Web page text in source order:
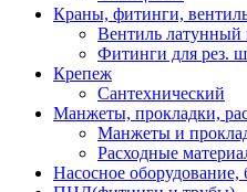
Краны, фитинги,
Вентиль
Фитинги для рез.
Крепеж
Сантехнический
Манжеты, прокладки,
Манжеты и
Расходные
Насосное оборудование,